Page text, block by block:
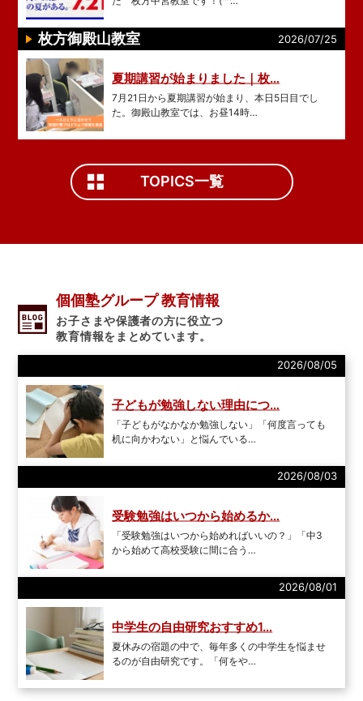
枚方御殿山教室 2026/07/25
夏期講習が始まりました｜枚…
7月21日から夏期講習が始まり、本日5日目でし
た。御殿山教室では、お昼14時…
TOPICS一覧
個個塾グループ 教育情報
お子さまや保護者の方に役立つ
教育情報をまとめています。
2026/08/05
子どもが勉強しない理由につ…
「子どもがなかなか勉強しない」「何度言っても
机に向かわない」と悩んでいる…
2026/08/03
受験勉強はいつから始めるか…
「受験勉強はいつから始めればいいの？」「中3
から始めて高校受験に間に合う…
2026/08/01
中学生の自由研究おすすめ1…
夏休みの宿題の中で、毎年多くの中学生を悩ませ
るのが自由研究です。「何をや…